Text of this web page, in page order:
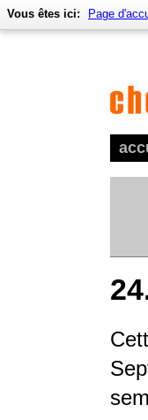
Vous êtes ici: Page